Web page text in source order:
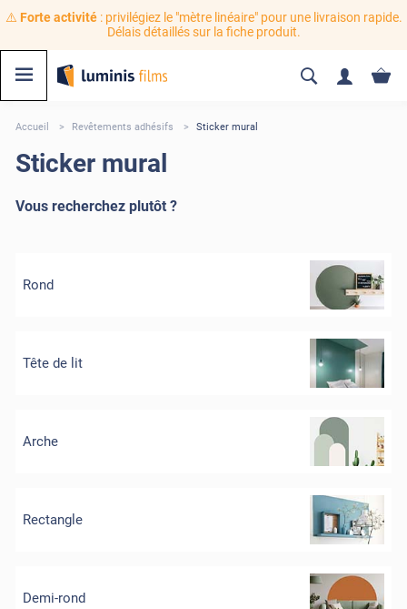
⚠️ Forte activité: privilégiez le "mètre linéaire" pour une livraison rapide.
Délais détaillés sur la fiche produit.
Accueil Revêtements adhésifs Sticker mural
Sticker mural
Vous recherchez plutôt ?
Rond
Tête de lit
Arche
Rectangle
Demi-rond